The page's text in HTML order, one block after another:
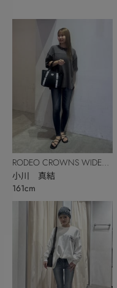
RODEO CROWNS WIDE
BOWL
小川 真結
161cm